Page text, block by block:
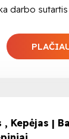
darbo sutartis
, Kepėjas |